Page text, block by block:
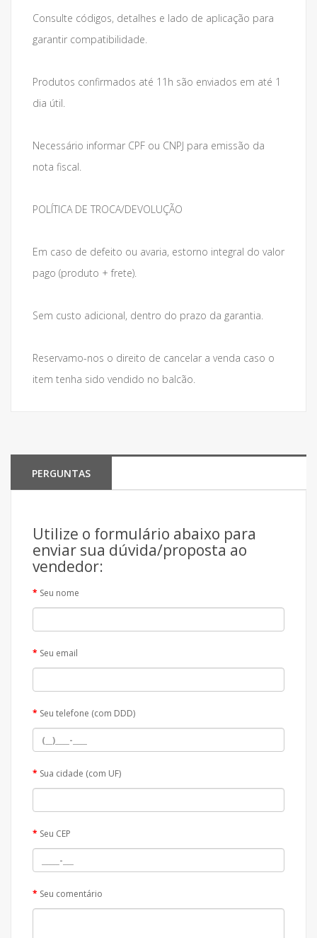
Consulte códigos, detalhes e lado de aplicação para
garantir compatibilidade.
Produtos confirmados até 11h são enviados em até 1
dia útil.
Necessário informar CPF ou CNPJ para emissão da
nota fiscal.
POLÍTICA DE TROCA/DEVOLUÇÃO
Em caso de defeito ou avaria, estorno integral do valor
pago (produto + frete).
Sem custo adicional, dentro do prazo da garantia.
Reservamo-nos o direito de cancelar a venda caso o
item tenha sido vendido no balcão.
PERGUNTAS
Utilize o formulário abaixo para
enviar sua dúvida/proposta ao
vendedor:
Seu nome
Seu email
Seu telefone (com DDD)
Sua cidade (com UF)
Seu CEP
Seu comentário